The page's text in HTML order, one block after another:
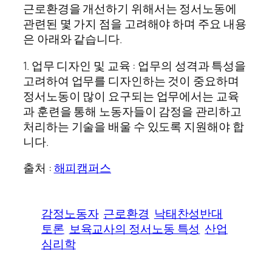
근로환경을 개선하기 위해서는 정서노동에
관련된 몇 가지 점을 고려해야 하며 주요 내용
은 아래와 같습니다.
1. 업무 디자인 및 교육 : 업무의 성격과 특성을
고려하여 업무를 디자인하는 것이 중요하며
정서노동이 많이 요구되는 업무에서는 교육
과 훈련을 통해 노동자들이 감정을 관리하고
처리하는 기술을 배울 수 있도록 지원해야 합
니다.
출처 :해피캠퍼스
감정노동자 근로환경 낙태찬성반대
토론 보육교사의 정서노동 특성 산업
심리학